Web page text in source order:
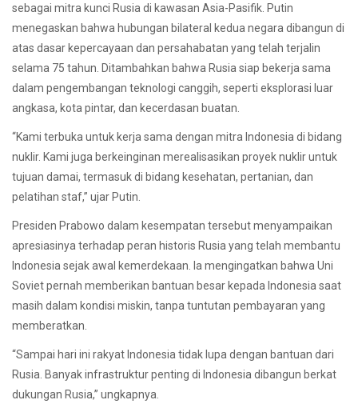
sebagai mitra kunci Rusia di kawasan Asia-Pasifik. Putin
menegaskan bahwa hubungan bilateral kedua negara dibangun di
atas dasar kepercayaan dan persahabatan yang telah terjalin
selama 75 tahun. Ditambahkan bahwa Rusia siap bekerja sama
dalam pengembangan teknologi canggih, seperti eksplorasi luar
angkasa, kota pintar, dan kecerdasan buatan.
“Kami terbuka untuk kerja sama dengan mitra Indonesia di bidang
nuklir. Kami juga berkeinginan merealisasikan proyek nuklir untuk
tujuan damai, termasuk di bidang kesehatan, pertanian, dan
pelatihan staf,” ujar Putin.
Presiden Prabowo dalam kesempatan tersebut menyampaikan
apresiasinya terhadap peran historis Rusia yang telah membantu
Indonesia sejak awal kemerdekaan. Ia mengingatkan bahwa Uni
Soviet pernah memberikan bantuan besar kepada Indonesia saat
masih dalam kondisi miskin, tanpa tuntutan pembayaran yang
memberatkan.
“Sampai hari ini rakyat Indonesia tidak lupa dengan bantuan dari
Rusia. Banyak infrastruktur penting di Indonesia dibangun berkat
dukungan Rusia,” ungkapnya.